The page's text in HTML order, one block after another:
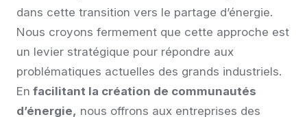
dans cette transition vers le partage d’énergie.
Nous croyons fermement que cette approche est
un levier stratégique pour répondre aux
problématiques actuelles des grands industriels.
En facilitant la création de communautés
d’énergie, nous offrons aux entreprises des